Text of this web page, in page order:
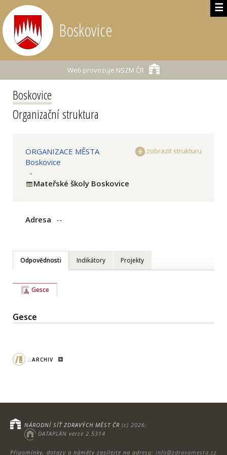
☰
Boskovice
Web provozuje NSZM ČR
Boskovice
Organizační struktura
zobrazit strukturu
ORGANIZACE MĚSTA
Boskovice
-
Mateřské školy Boskovice
Adresa --
Odpovědnosti Indikátory Projekty
Gesce
Gesce
..ARCHIV
Připomínky, dotazy a náměty zasílejte na adresu: info@zdravamesta.cz
NÁRODNÍ SÍŤ ZDRAVÝCH MĚST ČR (c) 2026;
DATAPLÁN verze 2.5314